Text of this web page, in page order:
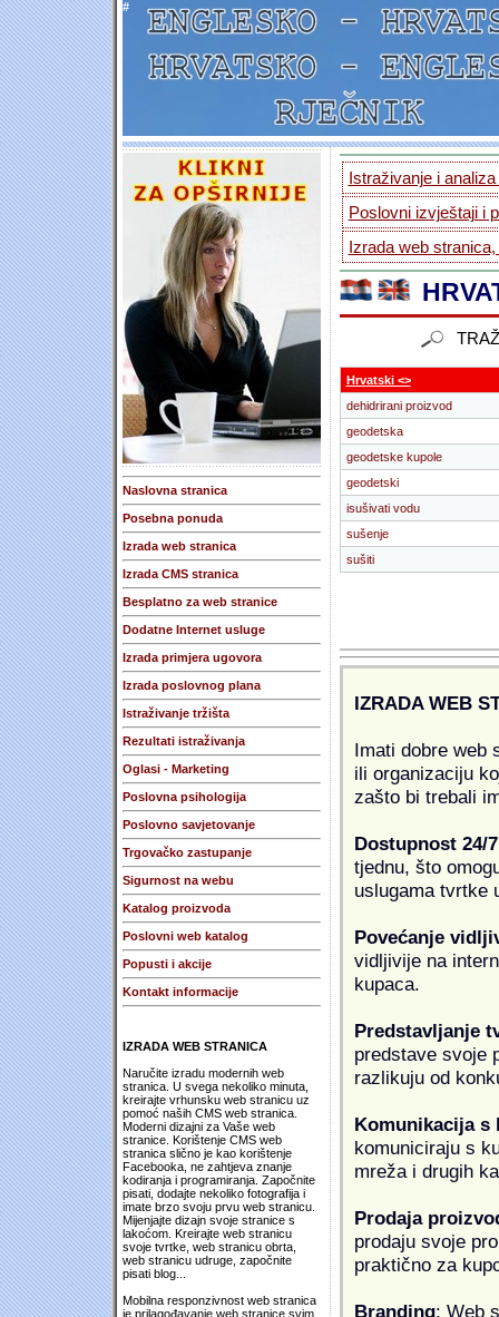
#
Naslovna stranica
Posebna ponuda
Izrada web stranica
Izrada CMS stranica
Besplatno za web stranice
Dodatne Internet usluge
Izrada primjera ugovora
Izrada poslovnog plana
Istraživanje tržišta
Rezultati istraživanja
Oglasi - Marketing
Poslovna psihologija
Poslovno savjetovanje
Trgovačko zastupanje
Sigurnost na webu
Katalog proizvoda
Poslovni web katalog
Popusti i akcije
Kontakt informacije
IZRADA WEB STRANICA
Naručite izradu modernih web
stranica. U svega nekoliko minuta,
kreirajte vrhunsku web stranicu uz
pomoć naših CMS web stranica.
Moderni dizajni za Vaše web
stranice. Korištenje CMS web
stranica slično je kao korištenje
Facebooka, ne zahtjeva znanje
kodiranja i programiranja. Započnite
pisati, dodajte nekoliko fotografija i
imate brzo svoju prvu web stranicu.
Mijenjajte dizajn svoje stranice s
lakoćom. Kreirajte web stranicu
svoje tvrtke, web stranicu obrta,
web stranicu udruge, započnite
pisati blog...
Mobilna responzivnost web stranica
je prilagođavanje web stranice svim
Istraživanje i
Poslovni izvještaji i
Izrada web
Hrvatski <>
dehidrirani proizvod
geodetska
geodetske kupole
geodetski
isušivati vodu
sušenje
sušiti
IZRADA WEB
Imati dobre web
ili organizaciju
zašto bi trebali
Dostupnost 24/7
tjednu, što
uslugama tvrtke
Povećanje
vidljivije na
kupaca.
Predstavljanje
predstave svoje
razlikuju od
Komunikacija s
komuniciraju s
mreža i drugih
Prodaja
prodaju svoje
praktično za
Branding: Web